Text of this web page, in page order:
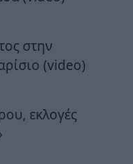
στην
(video)
εκλογές